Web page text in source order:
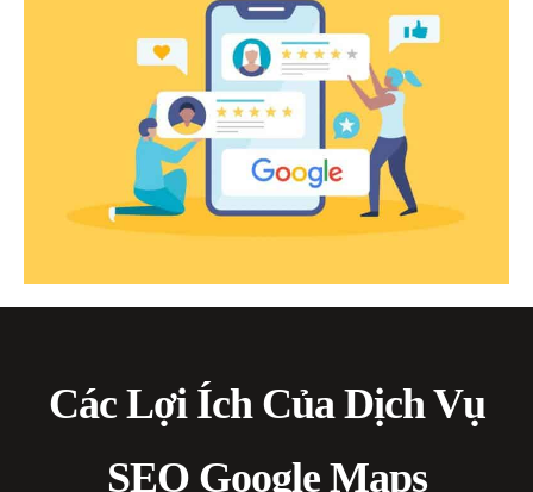
Các Lợi Ích Của Dịch Vụ
SEO Google Maps